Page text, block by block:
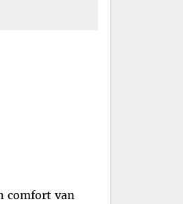
comfort van